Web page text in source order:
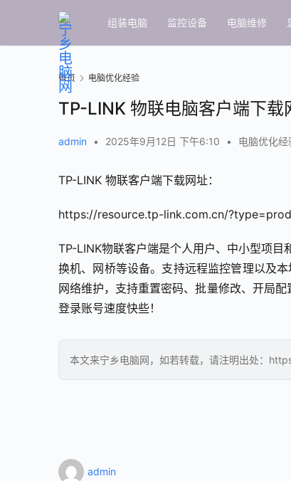
组装电脑 监控设备 电脑维修
首页 电脑优化经验
TP-LINK 物联电脑客户端下载
admin • 2025年9月12日 下午6:10 • 电脑优化经
TP-LINK 物联客户端下载网址：
https://resource.tp-link.com.cn/
TP-LINK物联客户端是个人用户、中小型项
换机、网桥等设备。支持远程监控管理以及
网络维护，支持重置密码、批量修改、开局
登录账号速度快些！
本文来宁乡电脑网，如若转载，请注明出处：
admin